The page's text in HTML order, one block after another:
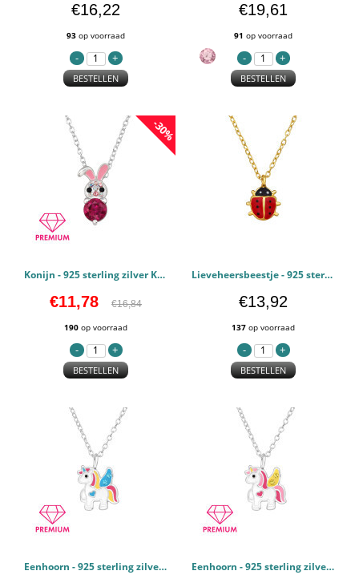
€16,22
93 op voorraad
BESTELLEN
€19,61
91 op voorraad
BESTELLEN
-30%
Konijn - 925 sterling zilver Kettingen voor kinderen PCJW49487
€11,78 €16,84
190 op voorraad
BESTELLEN
Lieveheersbeestje - 925 sterling zilver Kettingen voor kinderen PCJW49403
€13,92
137 op voorraad
BESTELLEN
Eenhoorn - 925 sterling zilver Kettingen voor kinderen PCJW48940 Eenhoorn - 925 sterling zilver Kettingen voor kinderen PCJW48939